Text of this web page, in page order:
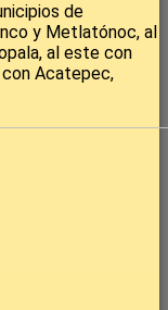
de
y Metlatónoc, al
al este con
Acatepec,